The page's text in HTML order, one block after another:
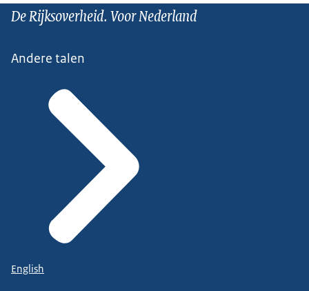
De Rijksoverheid. Voor Nederland
Andere talen
English